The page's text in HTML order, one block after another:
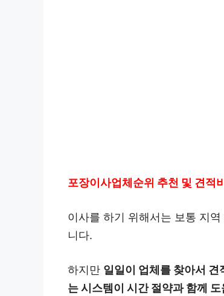
포장이사업체순위 추천 및 견적
이사를 하기 위해서는 보통 지
니다.
하지만 일일이 업체를 찾아서
는 시스템이 시간 절약과 함께 도